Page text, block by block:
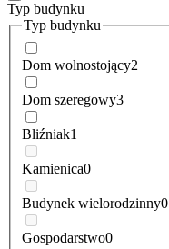
Typ budynku
Typ budynku
Dom wolnostojący2
Dom szeregowy3
Bliźniak1
Kamienica0
Budynek wielorodzinny0
Gospodarstwo0